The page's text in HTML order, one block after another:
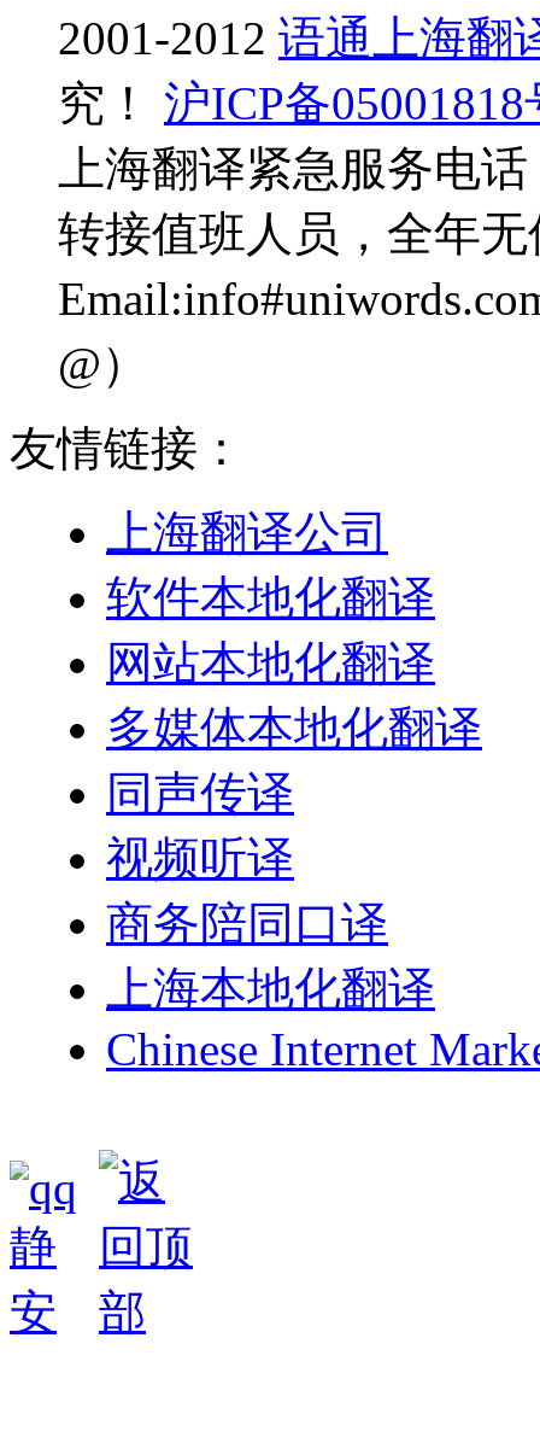
2001-2012 语通上海翻
究！
沪ICP备05001818
上海翻译紧急服务电
转接值班人员，全年无
@）
友情链接：
上海翻译公司
软件本地化翻译
网站本地化翻译
多媒体本地化翻译
同声传译
视频听译
商务陪同口译
上海本地化翻译
Chinese Internet